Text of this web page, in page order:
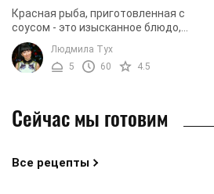
Красная рыба, приготовленная с
соусом - это изысканное блюдо,
которое сможет украсить любой
праздничный стол. Именно поэтому
мы хотим вам рассказать, ...
Людмила Тух
5
60 4.5
Сейчас мы готовим
Все рецепты